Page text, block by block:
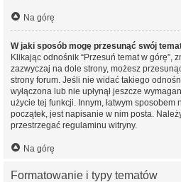
Na górę
W jaki sposób mogę przesunąć swój
Klikając odnośnik “Przesuń temat w górę”,
zazwyczaj na dole strony, możesz
strony forum. Jeśli nie widać takiego
wyłączona lub nie upłynął jeszcze
użycie tej funkcji. Innym, łatwym sposobem
początek, jest napisanie w nim posta.
przestrzegać regulaminu witryny.
Na górę
Formatowanie i typy tematów